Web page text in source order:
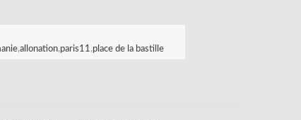
,allonation,paris11 ,place de la bastille